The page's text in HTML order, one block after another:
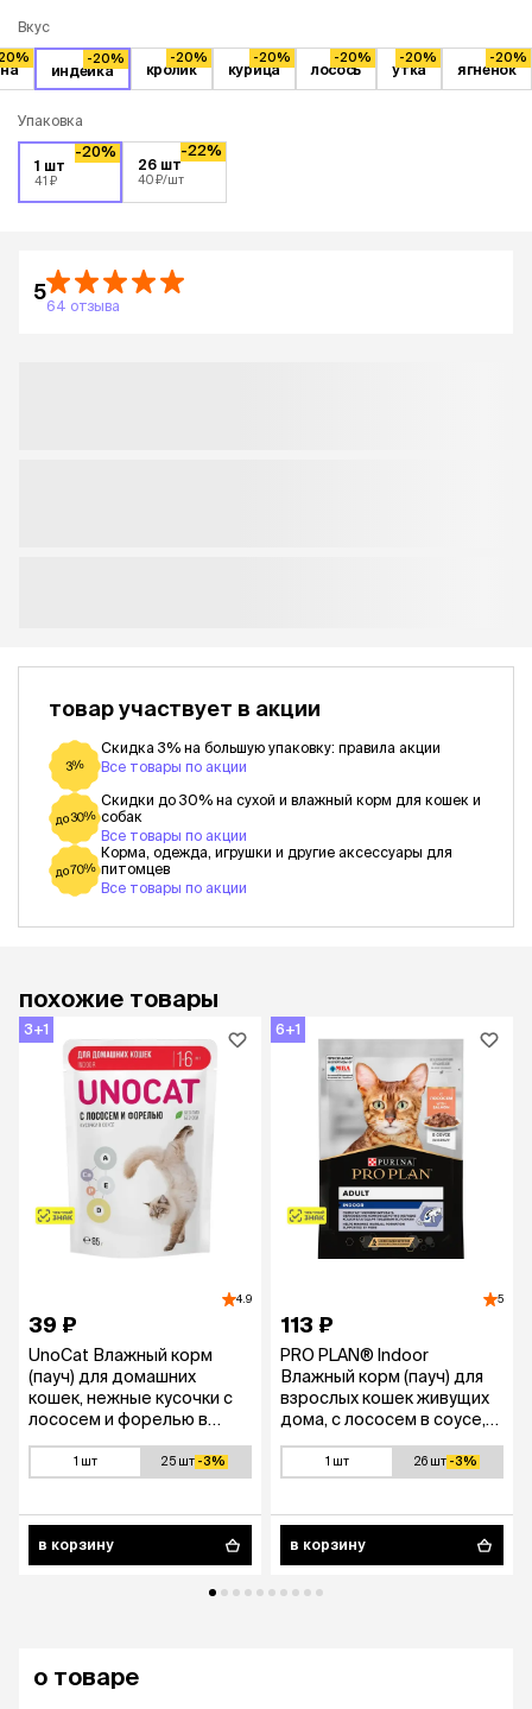
Вкус
индейка
-20%
кролик
-20%
курица
-20%
лосось
-20%
утка
-20%
ягненок
-20%
Упаковка
1 шт
41 ₽
-20%
26 шт
40 ₽/шт
-22%
5
64 отзыва
товар участвует в акции
3%
Скидка 3% на большую упаковку: правила акции
Все товары по акции
до 30%
Скидки до 30% на сухой и влажный корм для кошек и
собак
Все товары по акции
до 70%
Корма, одежда, игрушки и другие аксессуары для
питомцев
Все товары по акции
похожие товары
3+1
4.9
39 ₽
UnoCat Влажный корм
(пауч) для домашних
кошек, нежные кусочки с
лососем и форелью в
1 шт 25 шт -3%
в корзину
6+1
5
113 ₽
PRO PLAN® Indoor
Влажный корм (пауч) для
взрослых кошек живущих
дома, с лососем в соусе,
1 шт 26 шт -3%
в корзину
о товаре